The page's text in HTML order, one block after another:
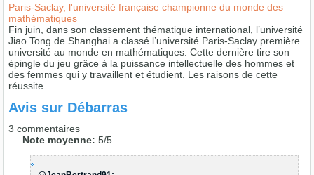
Paris-Saclay, l'université française championne du monde des
mathématiques
Fin juin, dans son classement thématique international, l’université
Jiao Tong de Shanghai a classé l’université Paris-Saclay première
université au monde en mathématiques. Cette dernière tire son
épingle du jeu grâce à la puissance intellectuelle des hommes et
des femmes qui y travaillent et étudient. Les raisons de cette
réussite.
Avis sur Débarras
3 commentaires
Note moyenne:5/5